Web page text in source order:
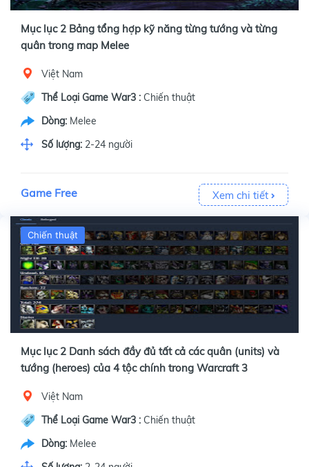
Mục lục 2 Bảng tổng hợp kỹ năng từng tướng và từng
quân trong map Melee
Việt Nam
Thể Loại Game War3 : Chiến thuật
Dòng: Melee
Số lượng: 2-24 người
Game Free Xem chi tiết
Chiến thuật
Mục lục 2 Danh sách đầy đủ tất cả các quân (units) và
tướng (heroes) của 4 tộc chính trong Warcraft 3
Việt Nam
Thể Loại Game War3 : Chiến thuật
Dòng: Melee